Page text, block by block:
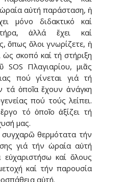
αὐτή παράσταση, ἡ
μόνο δι­δα­κτικό καί
ἀλλά ἔχει καί
ὅπως ὅλοι γνωρίζετε, ἡ
ὡς σκοπό καί τή στήριξη
SOS Πλαγιαρίου, μιᾶς
πού γίνεται γιά τή
τά ὁποῖα ἔχουν ἀνάγκη
πού τούς λείπει.
τό ὁποῖο ἀξίζει τή
μας.
συγχαρῶ θερ­μότατα τήν
γιά τήν ὡραία αὐτή
καί ὅλους
καί τήν παρουσία
αὐτή.